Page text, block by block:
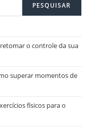
PESQUISAR
o controle da sua
superar momentos de
físicos para o